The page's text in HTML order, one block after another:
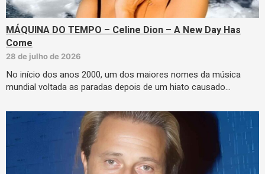
MÁQUINA DO TEMPO – Celine Dion – A New Day Has
Come
28 de julho de 2026
No início dos anos 2000, um dos maiores nomes da música
mundial voltada as paradas depois de um hiato causado…